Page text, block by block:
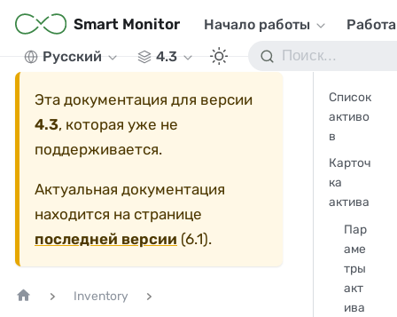
Smart Monitor Начало работы
Русский
4.3
Эта документация для версии
4.3, которая уже не
поддерживается.
Актуальная документация
находится на странице
последней версии (6.1).
Inventory
Список
активо
в
Карточ
ка
актива
Пар
аме
тры
акт
ива